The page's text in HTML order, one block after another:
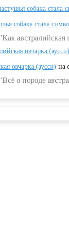
собака
собака стала
овчарка (аусси)
овчарка (аусси) на
о породе